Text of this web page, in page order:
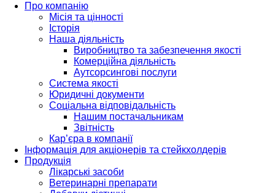
Про компанію
Місія та цінності
Історія
Наша діяльність
Виробництво та забезпечення якості
Комерційна діяльність
Аутсорсингові послуги
Система якості
Юридичні документи
Соціальна відповідальність
Нашим постачальникам
Звітність
Кар’єра в компанії
Інформація для акціонерів та стейкхолдерів
Продукція
Лікарські засоби
Ветеринарні препарати